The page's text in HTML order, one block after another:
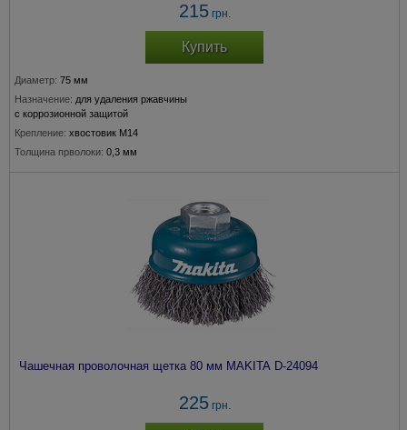
215грн.
Купить
Диаметр: 75 мм
Назначение: для удаления ржавчины
с коррозионной защитой
Крепление: хвостовик М14
Толщина прволоки: 0,3 мм
Подходит для модели: 115, 125, 150 мм
Чашечная проволочная щетка 80 мм MAKITA D-24094
225грн.